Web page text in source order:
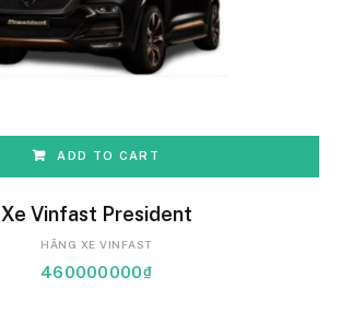
ADD TO CART
Xe Vinfast President
HÃNG XE VINFAST
460000000₫